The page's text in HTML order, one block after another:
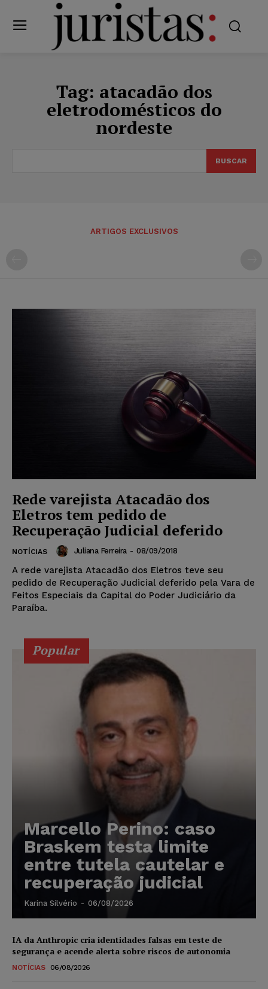
Tag: atacadão dos
eletrodomésticos do
nordeste
BUSCAR
ARTIGOS EXCLUSIVOS
Rede varejista Atacadão dos
Eletros tem pedido de
Recuperação Judicial deferido
NOTÍCIAS Juliana Ferreira - 08/09/2018
A rede varejista Atacadão dos Eletros teve seu
pedido de Recuperação Judicial deferido pela Vara de
Feitos Especiais da Capital do Poder Judiciário da
Paraíba.
Popular
Marcello Perino: caso
Braskem testa limite
entre tutela cautelar e
recuperação judicial
Karina Silvério - 06/08/2026
IA da Anthropic cria identidades falsas em teste de
segurança e acende alerta sobre riscos de autonomia
NOTÍCIAS 06/08/2026